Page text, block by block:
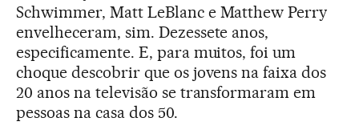
Schwimmer, Matt LeBlanc e Matthew Perry
envelheceram, sim. Dezessete anos,
especificamente. E, para muitos, foi um
choque descobrir que os jovens na faixa dos
20 anos na televisão se transformaram em
pessoas na casa dos 50.